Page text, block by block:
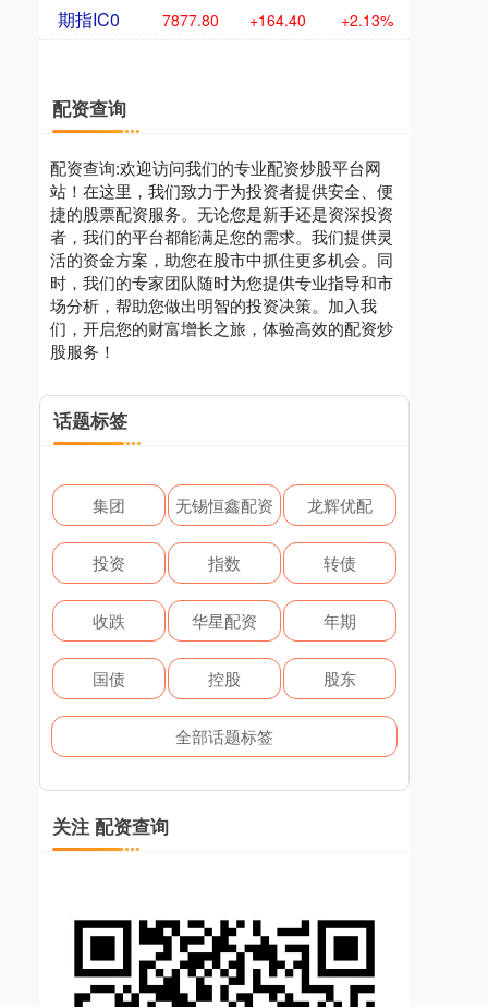
期指IC0 7877.80 +164.40 +2.13%
配资查询
配资查询:欢迎访问我们的专业配资炒股平台网
站！在这里，我们致力于为投资者提供安全、便
捷的股票配资服务。无论您是新手还是资深投资
者，我们的平台都能满足您的需求。我们提供灵
活的资金方案，助您在股市中抓住更多机会。同
时，我们的专家团队随时为您提供专业指导和市
场分析，帮助您做出明智的投资决策。加入我
们，开启您的财富增长之旅，体验高效的配资炒
股服务！
话题标签
集团 无锡恒鑫配资 龙辉优配
投资 指数 转债
收跌 华星配资 年期
国债 控股 股东
全部话题标签
关注 配资查询